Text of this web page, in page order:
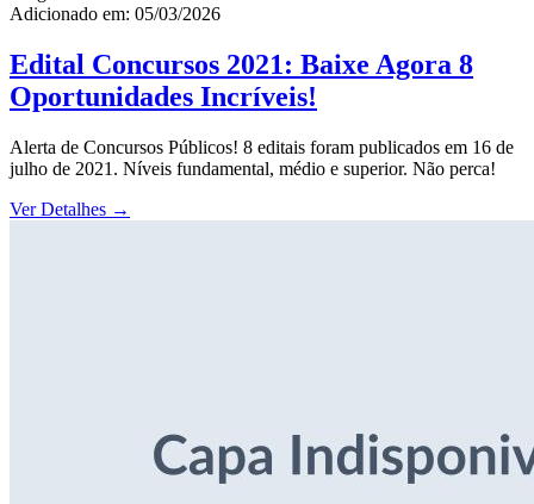
Adicionado em: 05/03/2026
Edital Concursos 2021: Baixe Agora 8
Oportunidades Incríveis!
Alerta de Concursos Públicos! 8 editais foram publicados em 16 de
julho de 2021. Níveis fundamental, médio e superior. Não perca!
Ver Detalhes →